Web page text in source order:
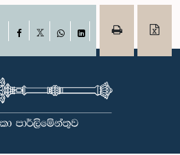
Facebook
WhatsAppLinkedIn